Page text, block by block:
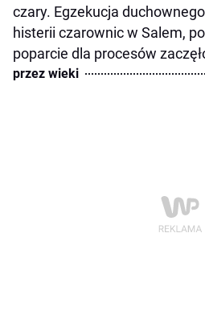
czary. Egzekucja
histerii czarownic w Salem,
poparcie dla procesów
przez wieki